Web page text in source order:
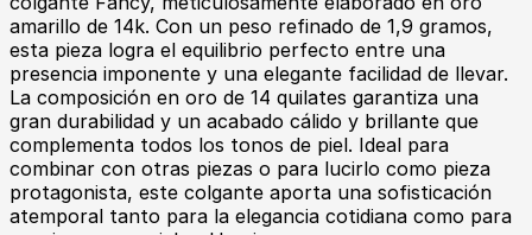
amarillo de 14k. Con un peso refinado de 1,9 gramos,
esta pieza logra el equilibrio perfecto entre una
presencia imponente y una elegante facilidad de llevar.
La composición en oro de 14 quilates garantiza una
gran durabilidad y un acabado cálido y brillante que
complementa todos los tonos de piel. Ideal para
combinar con otras piezas o para lucirlo como pieza
protagonista, este colgante aporta una sofisticación
atemporal tanto para la elegancia cotidiana como para